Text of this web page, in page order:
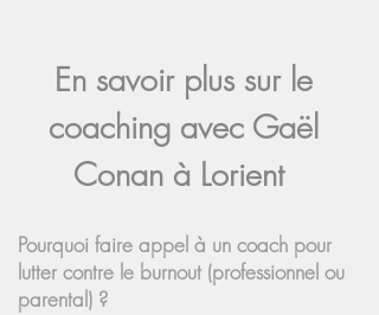
En savoir plus sur le
coaching avec Gaël
Conan à Lorient
Pourquoi faire appel à un coach pour
lutter contre le burnout (professionnel ou
parental) ?